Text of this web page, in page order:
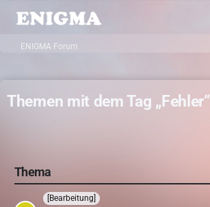
ENIGMA Forum
Themen mit dem Tag „Fehler“
Thema
[Bearbeitung]